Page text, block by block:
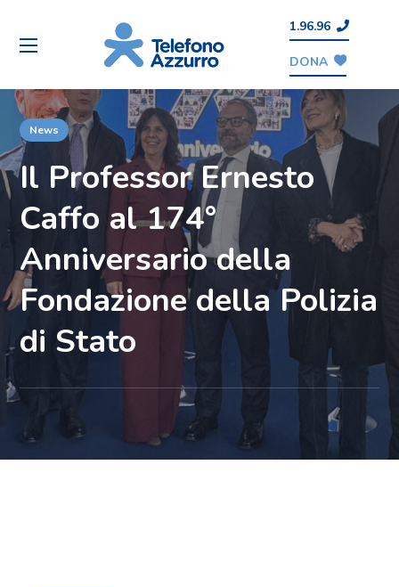
1.96.96
DONA
News
Il Professor Ernesto
Caffo al 174°
Anniversario della
Fondazione della Polizia
di Stato